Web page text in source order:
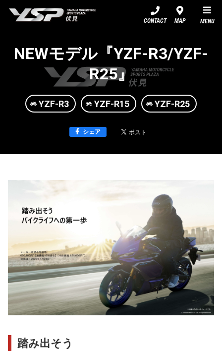
CONTACT MAP MENU
NEWモデル『YZF-R3/YZF-
R25』
YZF-R3 YZF-R15 YZF-R25
シェア
踏み出そう